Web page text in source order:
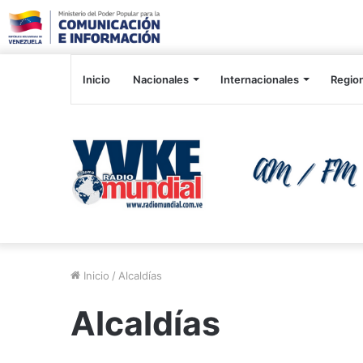
Inicio Nacionales Internacionales
Inicio / Alcaldías
Alcaldías